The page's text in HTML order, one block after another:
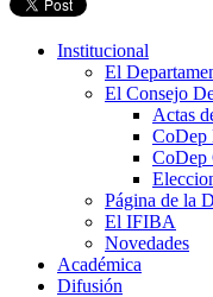
Institucional
El
El Consejo
Actas
CoDep
CoDep
Página de la
El IFIBA
Novedades
Académica
Difusión